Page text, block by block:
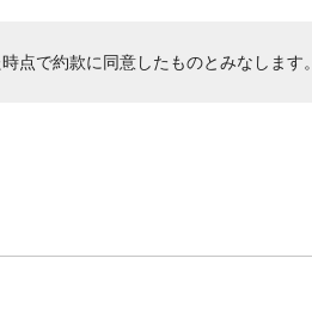
点で約款に同意したものとみなします。